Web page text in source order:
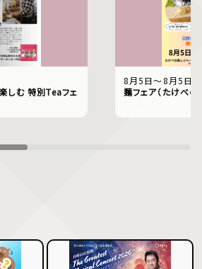
しむ 特別Teaフェ
8月5日〜8月5日
麺フェア（たけべ